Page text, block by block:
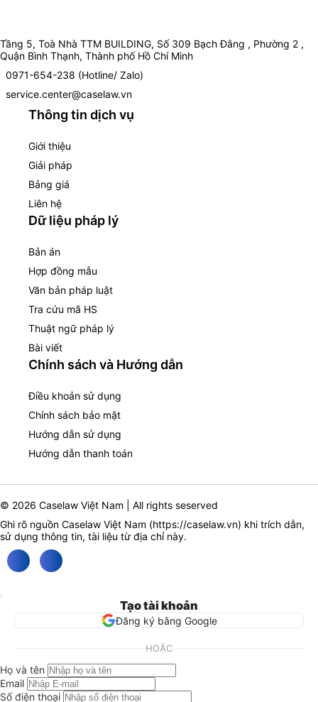
Tầng 5, Toà Nhà TTM BUILDING, Số 309 Bạch Đằng , Phường 2 ,
Quận Bình Thạnh, Thành phố Hồ Chí Minh
0971-654-238 (Hotline/ Zalo)
service.center@caselaw.vn
Thông tin dịch vụ
Giới thiệu
Giải pháp
Bảng giá
Liên hệ
Dữ liệu pháp lý
Bản án
Hợp đồng mẫu
Văn bản pháp luật
Tra cứu mã HS
Thuật ngữ pháp lý
Bài viết
Chính sách và Hướng dẫn
Điều khoản sử dụng
Chính sách bảo mật
Hướng dẫn sử dụng
Hướng dẫn thanh toán
© 2026 Caselaw Việt Nam | All rights seserved
Ghi rõ nguồn Caselaw Việt Nam (https://caselaw.vn) khi trích dẫn,
sử dụng thông tin, tài liệu từ địa chỉ này.
Tạo tài khoản
Đăng ký bằng Google
HOẶC
Họ và tên
Email
Số điện thoại